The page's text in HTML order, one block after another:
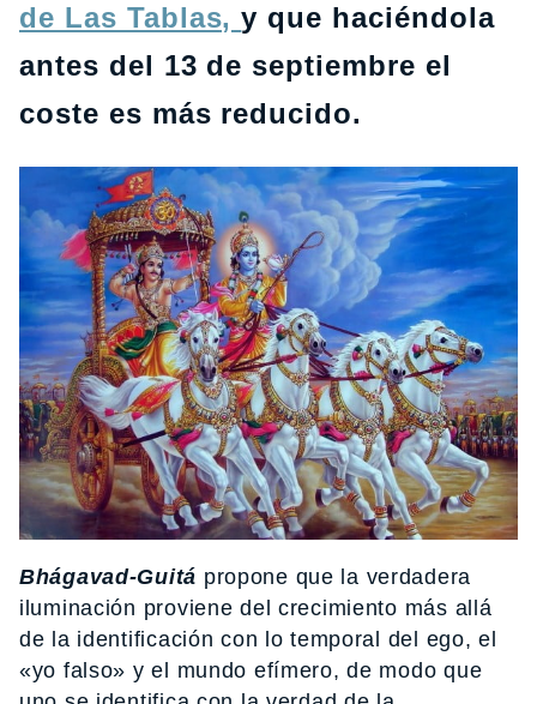
de Las Tablas,y que haciéndola
antes del 13 de septiembre el
coste es más reducido.
Bhágavad-Guitá propone que la verdadera
iluminación proviene del crecimiento más allá
de la identificación con lo temporal del ego, el
«yo falso» y el mundo efímero, de modo que